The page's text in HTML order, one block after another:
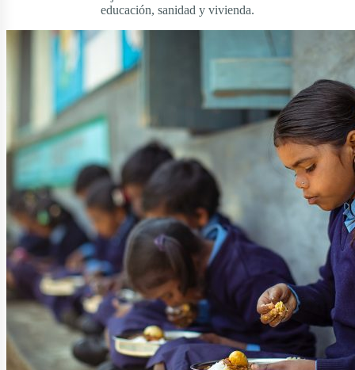
educación, sanidad y vivienda.